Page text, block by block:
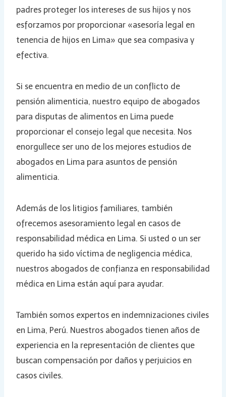
padres proteger los intereses de sus hijos y nos
esforzamos por proporcionar «asesoría legal en
tenencia de hijos en Lima» que sea compasiva y
efectiva.
Si se encuentra en medio de un conflicto de
pensión alimenticia, nuestro equipo de abogados
para disputas de alimentos en Lima puede
proporcionar el consejo legal que necesita. Nos
enorgullece ser uno de los mejores estudios de
abogados en Lima para asuntos de pensión
alimenticia.
Además de los litigios familiares, también
ofrecemos asesoramiento legal en casos de
responsabilidad médica en Lima. Si usted o un ser
querido ha sido víctima de negligencia médica,
nuestros abogados de confianza en responsabilidad
médica en Lima están aquí para ayudar.
También somos expertos en indemnizaciones civiles
en Lima, Perú. Nuestros abogados tienen años de
experiencia en la representación de clientes que
buscan compensación por daños y perjuicios en
casos civiles.